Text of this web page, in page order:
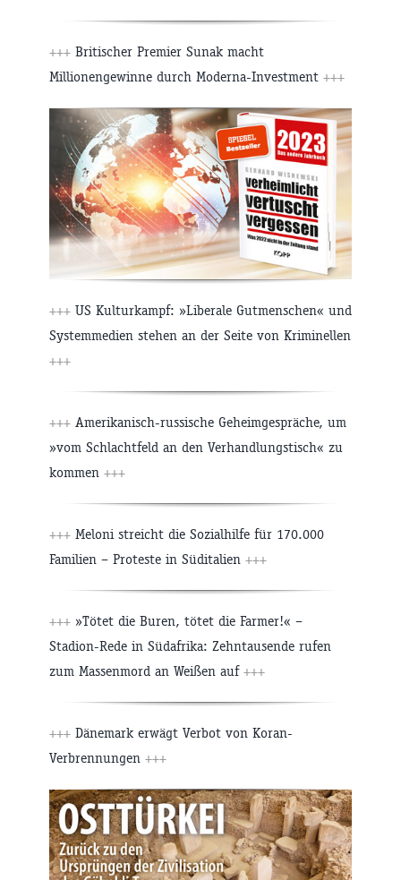
+++ Britischer Premier Sunak macht
Millionengewinne durch Moderna-Investment +++
+++ US Kulturkampf: »Liberale Gutmenschen« und
Systemmedien stehen an der Seite von Kriminellen
+++
+++ Amerikanisch-russische Geheimgespräche, um
»vom Schlachtfeld an den Verhandlungstisch« zu
kommen +++
+++ Meloni streicht die Sozialhilfe für 170.000
Familien – Proteste in Süditalien +++
+++ »Tötet die Buren, tötet die Farmer!« –
Stadion-Rede in Südafrika: Zehntausende rufen
zum Massenmord an Weißen auf +++
+++ Dänemark erwägt Verbot von Koran-
Verbrennungen +++